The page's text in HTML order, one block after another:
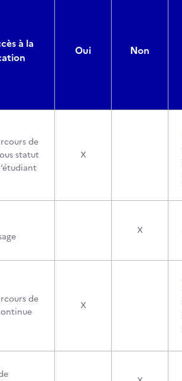
à la
Oui Non
de
statut
X
X
de
X